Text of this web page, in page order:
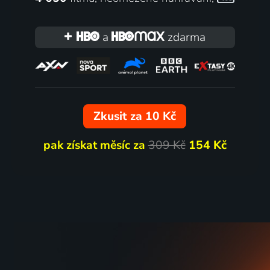
MacGyver
2017-2021 | USA | Akční, Dobrodružný, Drama, Mysteriózní
91 dílů
a zdarma
Zkusit za 10 Kč
pak získat měsíc za309 Kč 154 Kč